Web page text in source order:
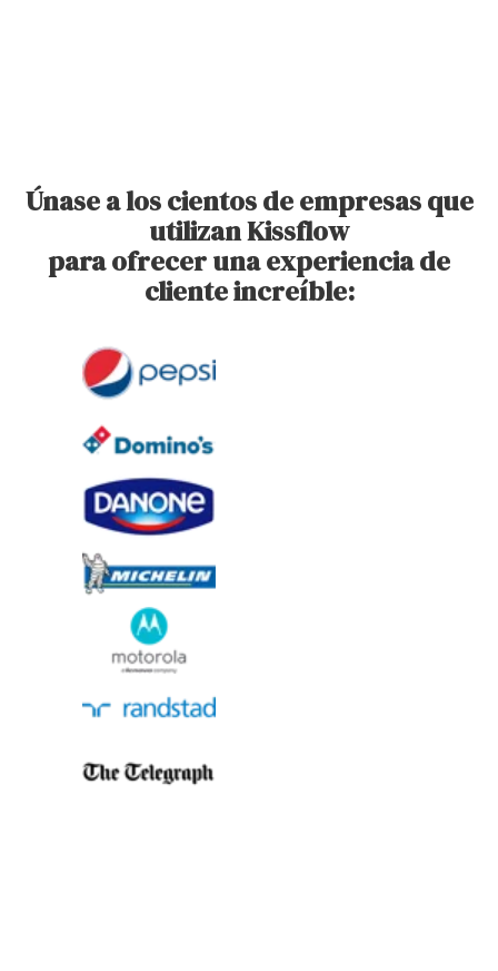
Únase a los cientos de empresas que
utilizan Kissflow
para ofrecer una experiencia de
cliente increíble: